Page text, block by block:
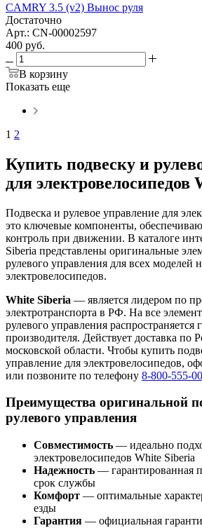
CAMRY 3.5 (v2) Вынос руля
Достаточно
Арт.: CN-00002597
400 руб.
В корзину
Показать еще
1 2
Купить подвеску и
для электровелосипедов
Подвеска и рулевое управление для
это ключевые компоненты,
контроль при движении. В каталоге
Siberia представлены оригинальные
рулевого управления для всех моделей
электровелосипедов.
White Siberia — является лидером по
электротранспорта в РФ. На все
рулевого управления распространяется
производителя. Действует доставка по
московской области. Чтобы купить
управление для электровелосипедов,
или позвоните по телефону 8-800-555-
Преимущества оригинальной
рулевого управления
Совместимость — идеально
электровелосипедов White Siberia
Надежность — гарантированная
срок службы
Комфорт — оптимальные
езды
Гарантия — официальная